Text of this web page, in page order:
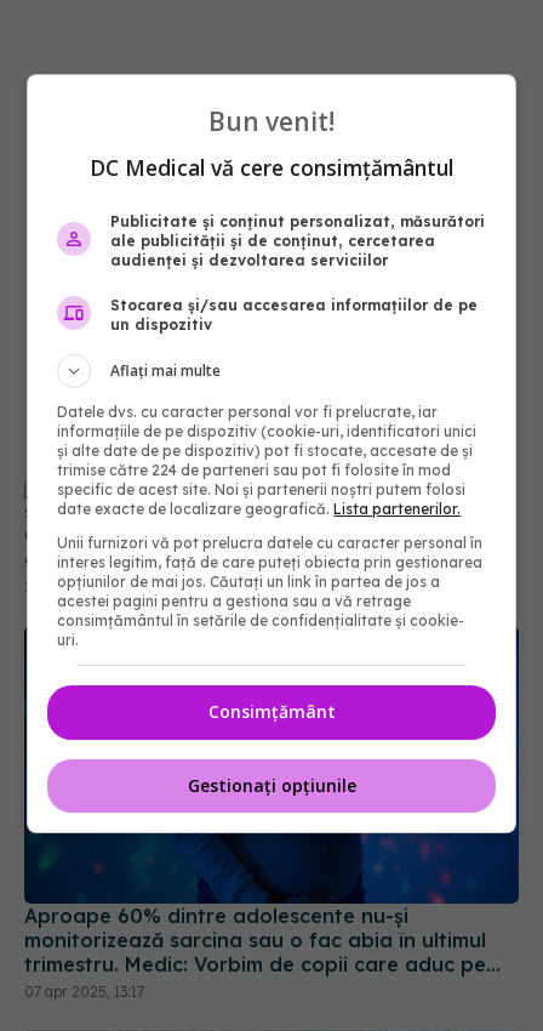
Cum să iți arăți afecțiunea în relație: gesturi pe
care trebuie să le faci
23 iul 2024, 23:07
Aproape 60% dintre adolescente nu-şi
monitorizează sarcina sau o fac abia în ultimul
trimestru. Medic: Vorbim de copii care aduc pe
lume copii
07 apr 2025, 13:17
Bun venit!
DC Medical vă cere consimțământul
Publicitate și conținut personalizat, măsurători
ale publicității și de conținut, cercetarea
audienței și dezvoltarea serviciilor
Stocarea și/sau accesarea informațiilor de pe
un dispozitiv
Aflați mai multe
Datele dvs. cu caracter personal vor fi prelucrate, iar
informațiile de pe dispozitiv (cookie-uri, identificatori unici
și alte date de pe dispozitiv) pot fi stocate, accesate de și
trimise către 224 de parteneri sau pot fi folosite în mod
specific de acest site. Noi și partenerii noștri putem folosi
date exacte de localizare geografică.Lista partenerilor.
Unii furnizori vă pot prelucra datele cu caracter personal în
interes legitim, față de care puteți obiecta prin gestionarea
opțiunilor de mai jos. Căutați un link în partea de jos a
acestei pagini pentru a gestiona sau a vă retrage
consimțământul în setările de confidențialitate și cookie-
uri.
Consimțământ
Gestionați opțiunile